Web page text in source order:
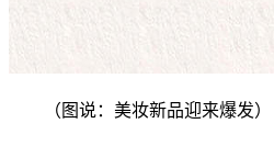
（图说：美妆新品迎来爆发）